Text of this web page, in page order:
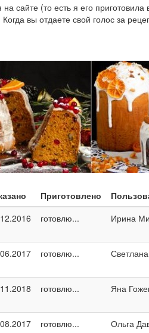
сайте (то есть я его
вы отдаете свой голос за
Приготовлено
готовлю... Ирина
готовлю...
готовлю... Яна
готовлю... Ольга